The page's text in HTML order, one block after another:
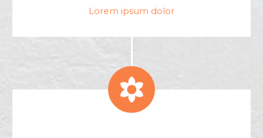
Lorem ipsum dolor

